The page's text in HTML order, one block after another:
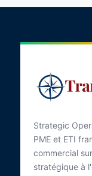
Strategic
PME et ETI
commercial
stratégique à